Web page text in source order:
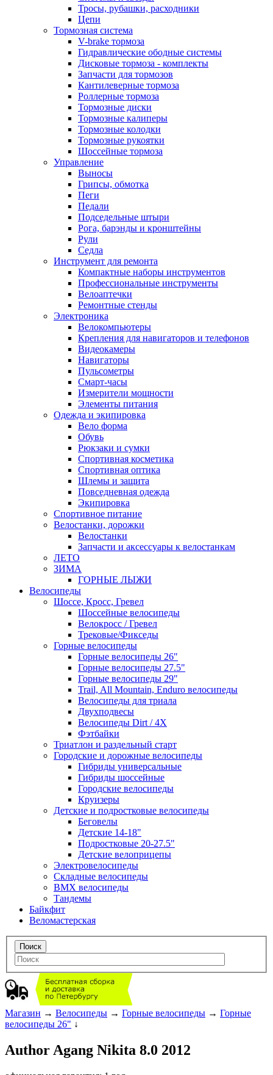
Тросы, рубашки, расходники
Цепи
Тормозная система
V-brake тормоза
Гидравлические ободные системы
Дисковые тормоза - комплекты
Запчасти для тормозов
Кантилеверные тормоза
Роллерные тормоза
Тормозные диски
Тормозные калиперы
Тормозные колодки
Тормозные рукоятки
Шоссейные тормоза
Управление
Выносы
Грипсы, обмотка
Пеги
Педали
Подседельные штыри
Рога, барэнды и кронштейны
Рули
Седла
Инструмент для ремонта
Компактные наборы инструментов
Профессиональные инструменты
Велоаптечки
Ремонтные стенды
Электроника
Велокомпьютеры
Крепления для навигаторов и телефонов
Видеокамеры
Навигаторы
Пульсометры
Смарт-часы
Измерители мощности
Элементы питания
Одежда и экипировка
Вело форма
Обувь
Рюкзаки и сумки
Спортивная косметика
Спортивная оптика
Шлемы и защита
Повседневная одежда
Экипировка
Спортивное питание
Велостанки, дорожки
Велостанки
Запчасти и аксессуары к велостанкам
ЛЕТО
ЗИМА
ГОРНЫЕ ЛЫЖИ
Велосипеды
Шоссе, Кросс, Гревел
Шоссейные велосипеды
Велокросс / Гревел
Трековые/Фикседы
Горные велосипеды
Горные велосипеды 26"
Горные велосипеды 27.5"
Горные велосипеды 29"
Trail, All Mountain, Enduro велосипеды
Велосипеды для триала
Двухподвесы
Велосипеды Dirt / 4X
Фэтбайки
Триатлон и раздельный старт
Городские и дорожные велосипеды
Гибриды универсальные
Гибриды шоссейные
Городские велосипеды
Круизеры
Детские и подростковые велосипеды
Беговелы
Детские 14-18"
Подростковые 20-27.5"
Детские велоприцепы
Электровелосипеды
Складные велосипеды
BMX велосипеды
Тандемы
Байкфит
Веломастерская
Магазин → Велосипеды → Горные велосипеды → Горные
велосипеды 26" ↓
Author Agang Nikita 8.0 2012